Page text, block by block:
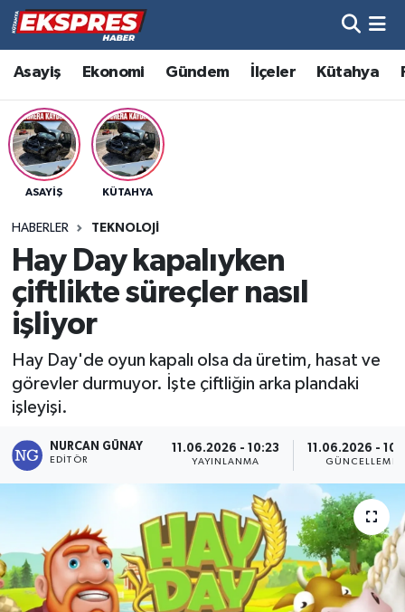
Asayiş Ekonomi Gündem İlçeler Kütahya
ASAYIŞ KÜTAHYA
HABERLER TEKNOLOJI
Hay Day kapalıyken
çiftlikte süreçler nasıl
işliyor
Hay Day'de oyun kapalı olsa da üretim, hasat ve
görevler durmuyor. İşte çiftliğin arka plandaki
işleyişi.
NURCAN GÜNAY
EDITÖR
11.06.2026 - 10:23
YAYINLANMA
11.06.2026 -
GÜNCELLEME
Altıntaş
Asayiş
Aslanapa
Bölge
Çavdarhisar
Dumlupınar
Dünya
Eğitim
Ekonomi
Emet
Hava Durumu
Trafik Durumu
Süper Lig Puan Durumu ve Fikstür
Son Dakika Haberleri
Haber Arşivi